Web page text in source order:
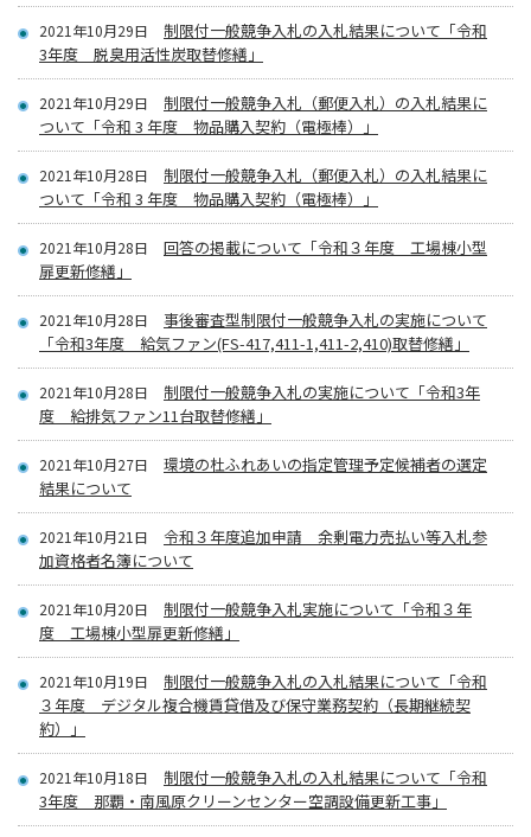
2021年10月29日
制限付一般競争入札の入札結果について「令和
3年度 脱臭用活性炭取替修繕」
2021年10月29日
制限付一般競争入札（郵便入札）の入札結果に
ついて「令和 3 年度 物品購入契約（電極棒）」
2021年10月28日
制限付一般競争入札（郵便入札）の入札結果に
ついて「令和 3 年度 物品購入契約（電極棒）」
2021年10月28日
回答の掲載について「令和３年度 工場棟小型
扉更新修繕」
2021年10月28日
事後審査型制限付一般競争入札の実施について
「令和3年度 給気ファン(FS-417,411-1,411-2,410)取替修繕」
2021年10月28日
制限付一般競争入札の実施について「令和3年
度 給排気ファン11台取替修繕」
2021年10月27日
環境の杜ふれあいの指定管理予定候補者の選定
結果について
2021年10月21日
令和３年度追加申請 余剰電力売払い等入札参
加資格者名簿について
2021年10月20日
制限付一般競争入札実施について「令和３年
度 工場棟小型扉更新修繕」
2021年10月19日
制限付一般競争入札の入札結果について「令和
３年度 デジタル複合機賃貸借及び保守業務契約（長期継続契
約）」
2021年10月18日
制限付一般競争入札の入札結果について「令和
3年度 那覇・南風原クリーンセンター空調設備更新工事」